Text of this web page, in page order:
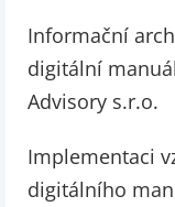
Informační
digitální
Advisory s.r.o.
Implementaci
digitálního